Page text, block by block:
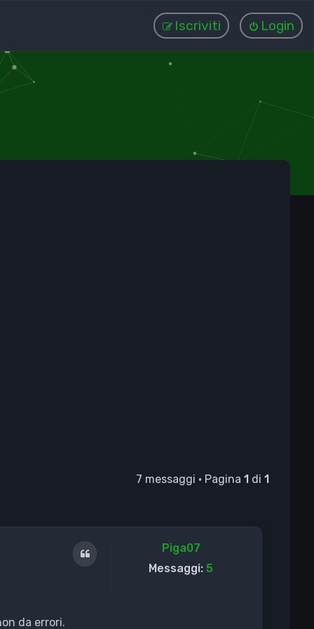
Login
Iscriviti
7 messaggi • Pagina1 di1
Piga07
Messaggi: 5
Cita
da errori.